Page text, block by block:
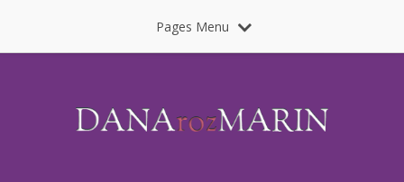
Pages Menu